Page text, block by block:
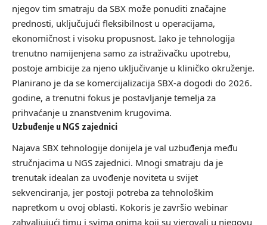
njegov tim smatraju da SBX može ponuditi značajne
prednosti, uključujući fleksibilnost u operacijama,
ekonomičnost i visoku propusnost. Iako je tehnologija
trenutno namijenjena samo za istraživačku upotrebu,
postoje ambicije za njeno uključivanje u kliničko okruženje.
Planirano je da se komercijalizacija SBX-a dogodi do 2026.
godine, a trenutni fokus je postavljanje temelja za
prihvaćanje u znanstvenim krugovima.
Uzbuđenje u NGS zajednici
Najava SBX tehnologije donijela je val uzbuđenja među
stručnjacima u NGS zajednici. Mnogi smatraju da je
trenutak idealan za uvođenje noviteta u svijet
sekvenciranja, jer postoji potreba za tehnološkim
napretkom u ovoj oblasti. Kokoris je završio webinar
zahvaljujući timu i svima onima koji su vjerovali u njegovu